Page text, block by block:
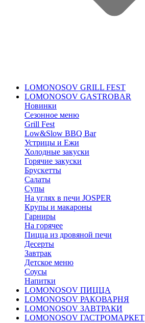
LOMONOSOV GRILL FEST
LOMONOSOV GASTROBAR
Новинки
Сезонное меню
Grill Fest
Low&Slow BBQ Bar
Устрицы и Ежи
Холодные закуски
Горячие закуски
Брускетты
Салаты
Супы
На углях в печи JOSPER
Крупы и макароны
Гарниры
На горячее
Пицца из дровяной печи
Десерты
Завтрак
Детское меню
Соусы
Напитки
LOMONOSOV ПИЦЦА
LOMONOSOV РАКОВАРНЯ
LOMONOSOV ЗАВТРАКИ
LOMONOSOV ГАСТРОМАРКЕТ